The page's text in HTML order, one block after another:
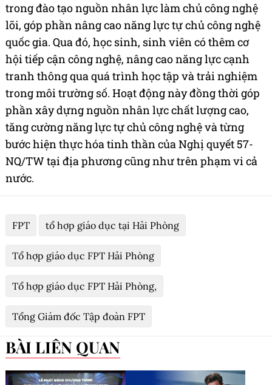
trong đào tạo nguồn nhân lực làm chủ công nghệ
lõi, góp phần nâng cao năng lực tự chủ công nghệ
quốc gia. Qua đó, học sinh, sinh viên có thêm cơ
hội tiếp cận công nghệ, nâng cao năng lực cạnh
tranh thông qua quá trình học tập và trải nghiệm
trong môi trường số. Hoạt động này đồng thời góp
phần xây dựng nguồn nhân lực chất lượng cao,
tăng cường năng lực tự chủ công nghệ và từng
bước hiện thực hóa tinh thần của Nghị quyết 57-
NQ/TW tại địa phương cũng như trên phạm vi cả
nước.
FPT tổ hợp giáo dục tại Hải Phòng
Tổ hợp giáo dục FPT Hải Phòng
Tổ hợp giáo dục FPT Hải Phòng,
Tổng Giám đốc Tập đoàn FPT
BÀI LIÊN QUAN